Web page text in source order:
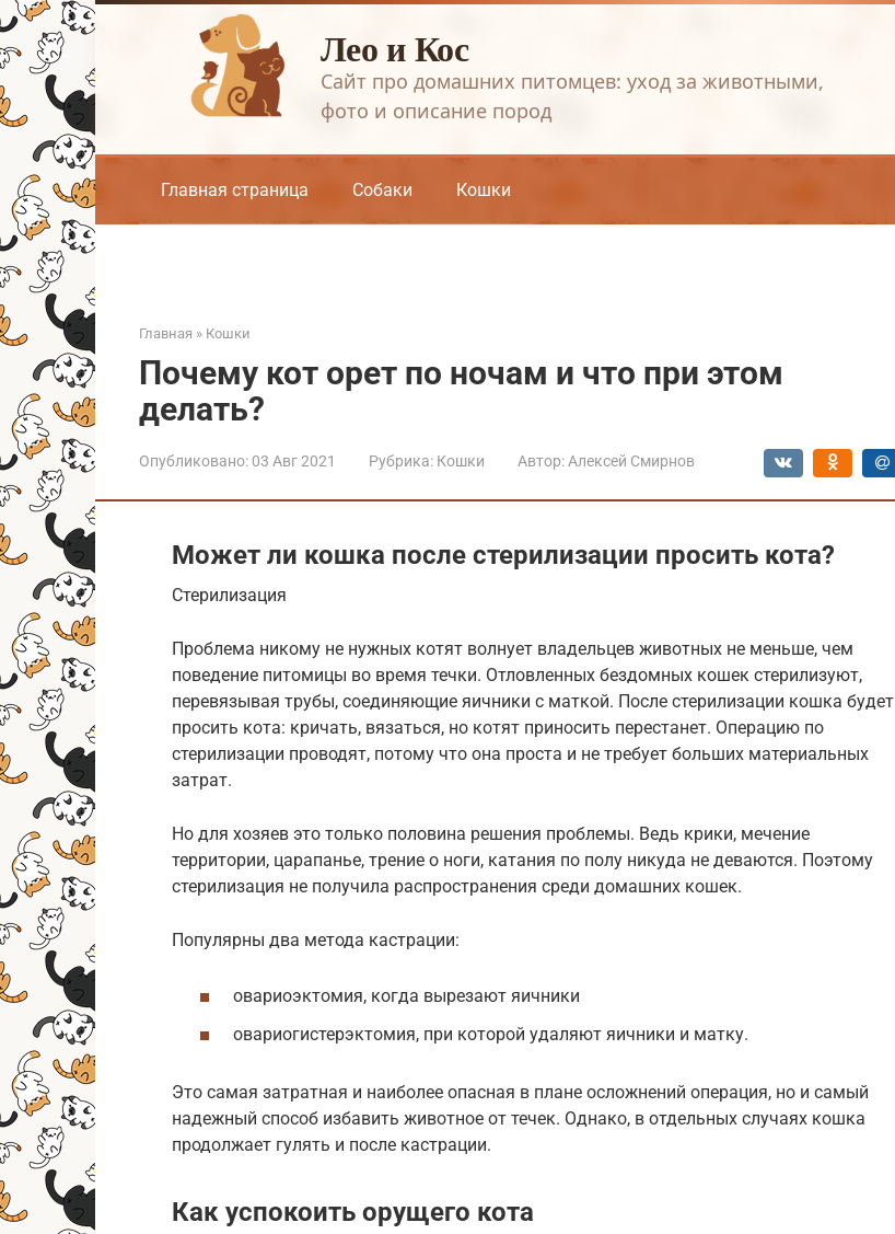
Перейти
к
контенту
Лео и Кос
Сайт про домашних питомцев: уход за животными,
фото и описание пород
Главная страница Собаки Кошки
Главная » Кошки
Почему кот орет по ночам и что при этом
делать?
Опубликовано: 03 Авг 2021 Рубрика: Кошки Автор: Алексей Смирнов
Может ли кошка после стерилизации просить кота?
Стерилизация
Проблема никому не нужных котят волнует владельцев животных не меньше, чем
поведение питомицы во время течки. Отловленных бездомных кошек стерилизуют,
перевязывая трубы, соединяющие яичники с маткой. После стерилизации кошка будет
просить кота: кричать, вязаться, но котят приносить перестанет. Операцию по
стерилизации проводят, потому что она проста и не требует больших материальных
затрат.
Но для хозяев это только половина решения проблемы. Ведь крики, мечение
территории, царапанье, трение о ноги, катания по полу никуда не деваются. Поэтому
стерилизация не получила распространения среди домашних кошек.
Популярны два метода кастрации:
овариоэктомия, когда вырезают яичники
овариогистерэктомия, при которой удаляют яичники и матку.
Это самая затратная и наиболее опасная в плане осложнений операция, но и самый
надежный способ избавить животное от течек. Однако, в отдельных случаях кошка
продолжает гулять и после кастрации.
Как успокоить орущего кота